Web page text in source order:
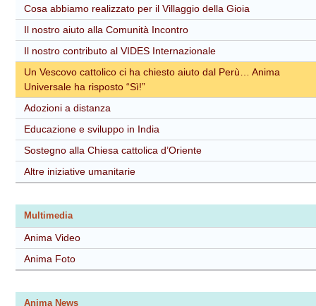
Cosa abbiamo realizzato per il Villaggio della Gioia
Il nostro aiuto alla Comunità Incontro
Il nostro contributo al VIDES Internazionale
Un Vescovo cattolico ci ha chiesto aiuto dal Perù… Anima
Universale ha risposto “Sì!”
Adozioni a distanza
Educazione e sviluppo in India
Sostegno alla Chiesa cattolica d’Oriente
Altre iniziative umanitarie
Multimedia
Anima Video
Anima Foto
Anima News